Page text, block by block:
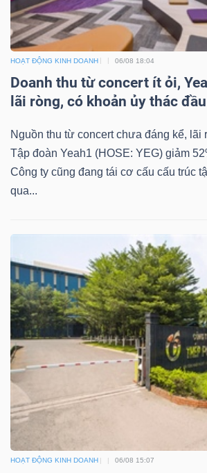
HOẠT ĐỘNG KINH DOANH 06/08 18:04
Doanh thu từ concert ít ỏi,
lãi ròng, có khoản ủy thác
Nguồn thu từ concert chưa đáng kể, lãi
Tập đoàn Yeah1 (HOSE: YEG) giảm
Công ty cũng đang tái cơ cấu cấu trúc
qua...
HOẠT ĐỘNG KINH DOANH 06/08 15:07
Tất cả Người nội bộ Người liên
Tin
tức
(-)
Bài
viết
của
Báo
cáo
phân
tích
(-)
Thuật
(-)